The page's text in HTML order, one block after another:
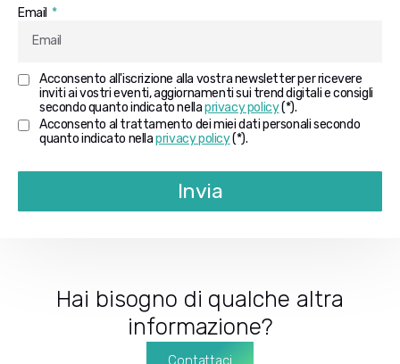
Email
Acconsento all'iscrizione alla vostra newsletter per ricevere
inviti ai vostri eventi, aggiornamenti sui trend digitali e consigli
secondo quanto indicato nellaprivacy policy(*).
Acconsento al trattamento dei miei dati personali secondo
quanto indicato nellaprivacy policy(*).
Invia
Hai bisogno di qualche altra
informazione?
Contattaci